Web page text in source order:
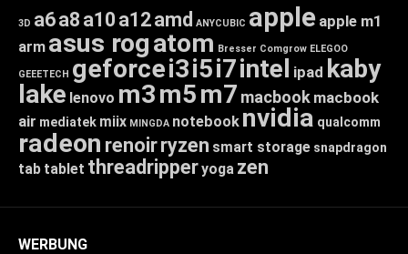
3D a6a8 a10 a12amd ANYCUBIC apple apple m1
arm asus rogatom Bresser Comgrow ELEGOO
GEEETECH geforcei3i5i7intel ipad kaby
lake lenovo m3m5m7 macbook macbook
air mediatek miix MINGDA notebook nvidia qualcomm
radeon renoirryzen smart storage snapdragon
tab tablet threadripperyoga zen
WERBUNG